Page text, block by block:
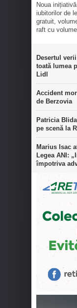
Noua
iubitorilor de
gratuit,
raft cu
Desertul
toată lumea
Lidl
Accident
de Berzovia
Patricia
pe scenă la
Marius Isac
Legea ANI:
împotriva